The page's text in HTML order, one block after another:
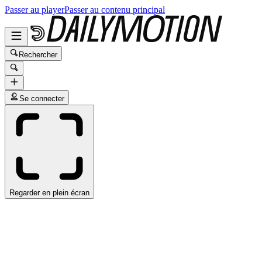
Passer au playerPasser au contenu principal
Rechercher
Se connecter
Regarder en plein écran